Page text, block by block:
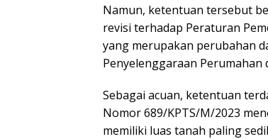
Namun, ketentuan tersebut
revisi terhadap Peraturan
yang merupakan perubahan
Penyelenggaraan Perumahan
Sebagai acuan, ketentuan
Nomor 689/KPTS/M/2023
memiliki luas tanah paling